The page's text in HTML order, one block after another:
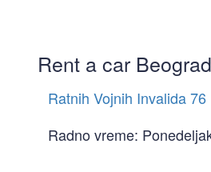
Rent a car
Ratnih Vojnih Invalida
Radno vreme: